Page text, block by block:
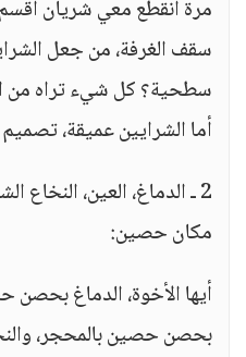
مرة انقطع معي شريان
سقف الغرفة، من جعل
سطحية؟ كل شيء تراه من
أما الشرايين عميقة،
2 ـ الدماغ، العين،
مكان حصين:
أيها الأخوة، الدماغ
بحصن حصين بالمحجر،